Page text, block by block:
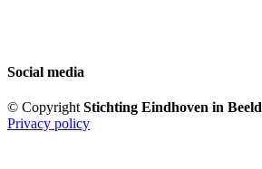
Social media
© Copyright Stichting Eindhoven in Beeld
Privacy policy